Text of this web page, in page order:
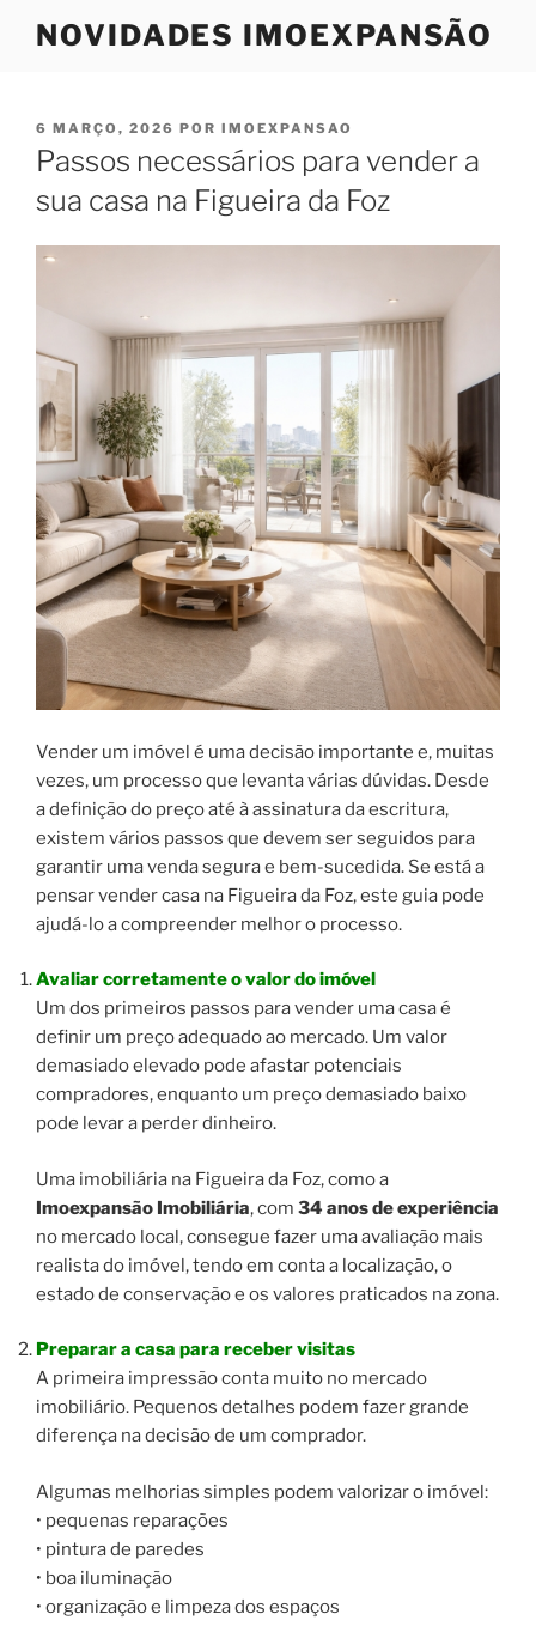
NOVIDADES IMOEXPANSÃO
PUBLICADO
EM
6 MARÇO, 2026 POR IMOEXPANSAO
Passos necessários para vender a
sua casa na Figueira da Foz
Vender um imóvel é uma decisão importante e, muitas
vezes, um processo que levanta várias dúvidas. Desde
a definição do preço até à assinatura da escritura,
existem vários passos que devem ser seguidos para
garantir uma venda segura e bem-sucedida. Se está a
pensar vender casa na Figueira da Foz, este guia pode
ajudá-lo a compreender melhor o processo.
Avaliar corretamente o valor do imóvel
Um dos primeiros passos para vender uma casa é
definir um preço adequado ao mercado. Um valor
demasiado elevado pode afastar potenciais
compradores, enquanto um preço demasiado baixo
pode levar a perder dinheiro.
Uma imobiliária na Figueira da Foz, como a
Imoexpansão Imobiliária, com 34 anos de experiência
no mercado local, consegue fazer uma avaliação mais
realista do imóvel, tendo em conta a localização, o
estado de conservação e os valores praticados na zona.
Preparar a casa para receber visitas
A primeira impressão conta muito no mercado
imobiliário. Pequenos detalhes podem fazer grande
diferença na decisão de um comprador.
Algumas melhorias simples podem valorizar o imóvel:
• pequenas reparações
• pintura de paredes
• boa iluminação
• organização e limpeza dos espaços